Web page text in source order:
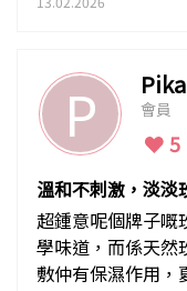
P Pika
會員
5
溫和不刺激，淡淡
超鍾意呢個牌子嘅
學味道，而係天然
敷仲有保濕作用，